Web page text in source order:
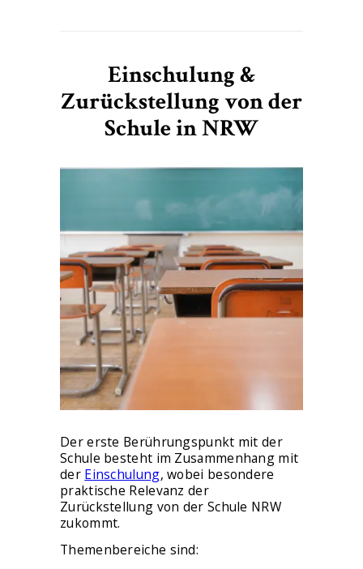
Einschulung &
Zurückstellung von der
Schule in NRW
Der erste Berührungspunkt mit der
Schule besteht im Zusammenhang mit
der Einschulung, wobei besondere
praktische Relevanz der
Zurückstellung von der Schule NRW
zukommt.
Themenbereiche sind: